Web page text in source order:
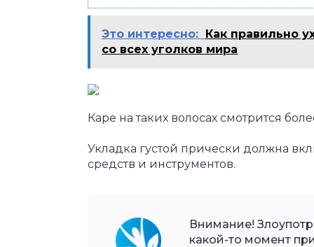
Это интересно: Как правильно
со всех уголков мира
Каре на таких волосах смотрится
Укладка густой прически должна
средств и инструментов.
Внимание!
какой-то момент